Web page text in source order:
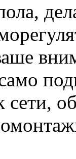
сети,